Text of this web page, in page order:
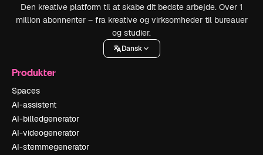
Den kreative platform til at skabe dit bedste arbejde. Over 1
million abonnenter – fra kreative og virksomheder til bureauer
og studier.
Dansk
Produkter
Spaces
AI-assistent
AI-billedgenerator
AI-videogenerator
AI-stemmegenerator